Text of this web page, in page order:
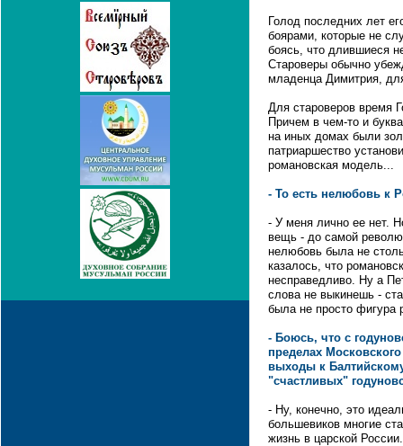
Голод последних лет
боярами, которые не
боясь, что длившиеся
Староверы обычно
младенца Димитрия,
Для староверов время
Причем в чем-то и
на иных домах были
патриаршество
романовская модель...
- То есть нелюбовь к
- У меня лично ее нет.
вещь - до самой
нелюбовь была не
казалось, что
несправедливо. Ну а
слова не выкинешь -
была не просто фигура
- Боюсь, что с
пределах
выходы к
"счастливых"
- Ну, конечно, это
большевиков многие
жизнь в царской России.